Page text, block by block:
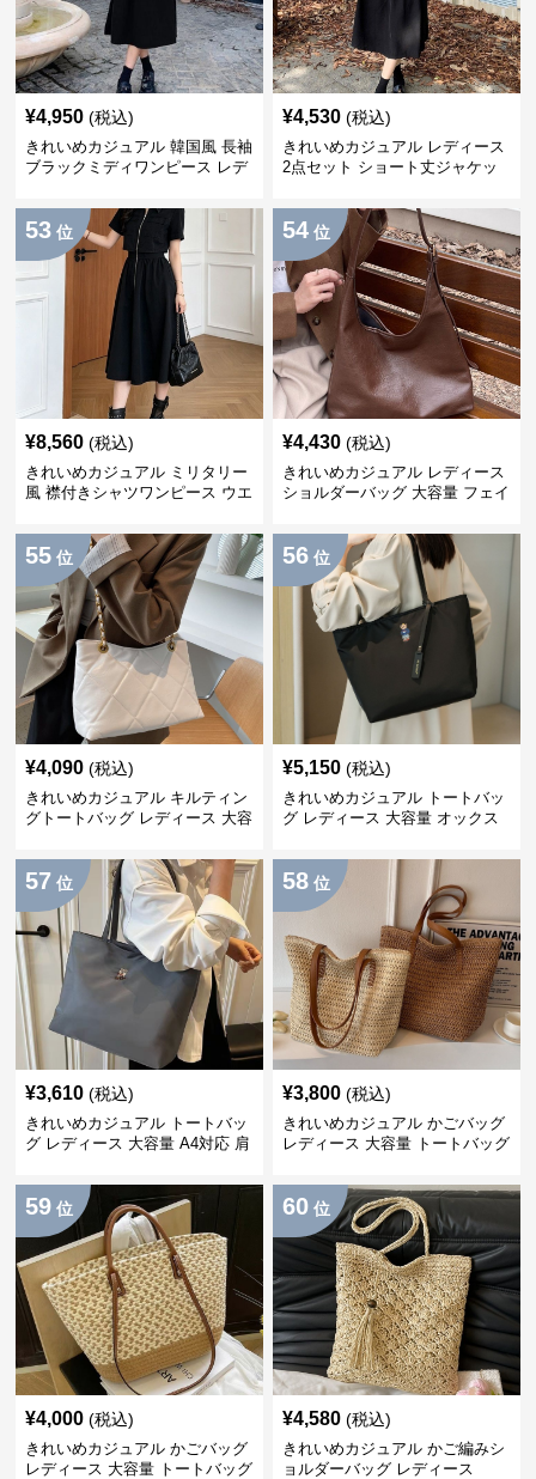
¥4,950 (税込)
きれいめカジュアル 韓国風 長袖
ブラックミディワンピース レデ
ースアップデザイン 大人かわい
い
¥4,530 (税込)
きれいめカジュアル レディース
2点セット ショート丈ジャケッ
大きめサイズ◎ 襟配色ボレロ風
セットアップ
53 位
¥8,560 (税込)
きれいめカジュアル ミリタリー
風 襟付きシャツワンピース ウエ
ップ ロング/ミニ丈
54 位
¥4,430 (税込)
きれいめカジュアル レディース
ショルダーバッグ 大容量 フェイ
2WAY ヴィンテージ風
55 位
¥4,090 (税込)
きれいめカジュアル キルティン
グトートバッグ レディース 大容
ゃれ 通勤・通学 シンプル
56 位
¥5,150 (税込)
きれいめカジュアル トートバッ
グ レディース 大容量 オックス
繍デザイン 肩掛け おしゃれ
57 位
¥3,610 (税込)
きれいめカジュアル トートバッ
グ レディース 大容量 A4対応 肩
58 位
¥3,800 (税込)
きれいめカジュアル かごバッグ
レディース 大容量 トートバッグ
しゃれ
59 位
¥4,000 (税込)
きれいめカジュアル かごバッグ
レディース 大容量 トートバッグ
60 位
¥4,580 (税込)
きれいめカジュアル かご編みシ
ョルダーバッグ レディース